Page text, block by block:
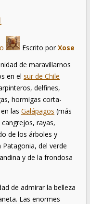
Escrito porXose
de maravillarnos
en el sur de Chile
delfines,
hormigas corta-
las Galápagos (más
rayas,
de los árboles y
del verde
y de la frondosa
de admirar la belleza
Las enormes